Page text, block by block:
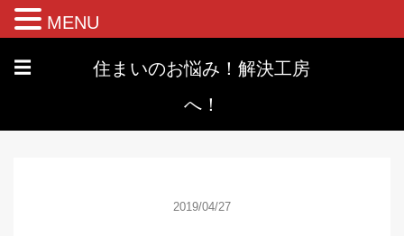
☰
住まいのお悩み！解決工房
へ！
2019/04/27
MENU